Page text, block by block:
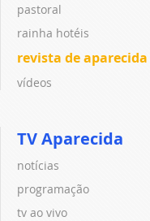
pastoral
rainha hotéis
revista de aparecida
vídeos
TV Aparecida
notícias
programação
tv ao vivo